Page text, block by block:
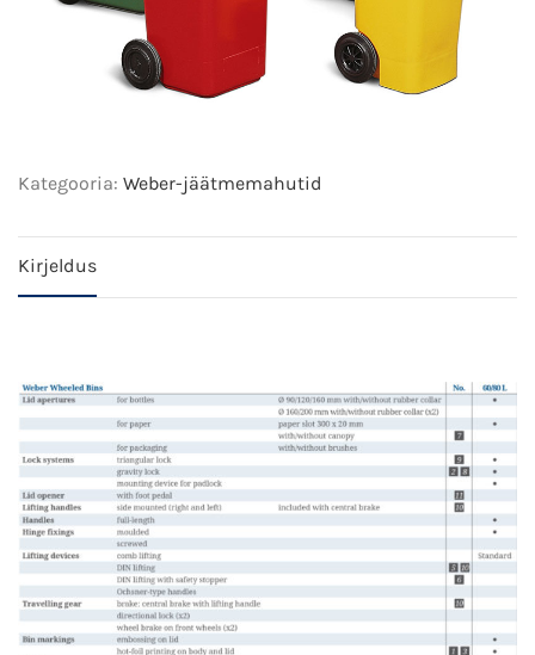
Kategooria: Weber-jäätmemahutid
Kirjeldus